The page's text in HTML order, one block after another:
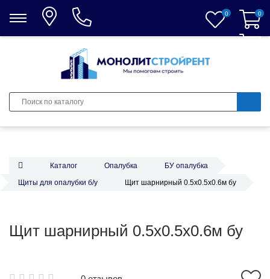
0 0
0
Каталог Опалубка
БУ опалубка
Щиты для опалубки б/у
Щит шарнирный 0.5x0.5x0.6м бу
Щит шарнирный 0.5x0.5x0.6м бу